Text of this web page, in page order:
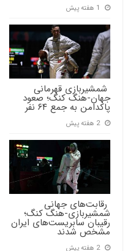
1 هفته پیش
‍ شمشیربازی قهرمانی
جهان-هنگ کنگ؛ صعود
پاکدامن به جمع ۶۴ نفر
2 هفته پیش
‍ رقابت‌های جهانی
شمشیربازی-هنگ کنگ؛
رقیبان سابریست‌های ایران
مشخص شدند
2 هفته پیش